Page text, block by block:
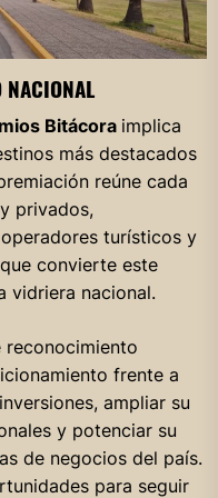
NACIONAL
Bitácora implica
más destacados
reúne cada
privados,
turísticos y
convierte este
vidriera nacional.
reconocimiento
frente a
ampliar su
y potenciar su
de negocios del país.
para seguir